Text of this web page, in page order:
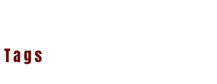
Tags